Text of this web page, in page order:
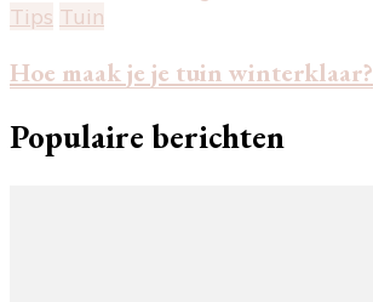
Tips Tuin
Hoe maak je je tuin winterklaar?
Populaire berichten